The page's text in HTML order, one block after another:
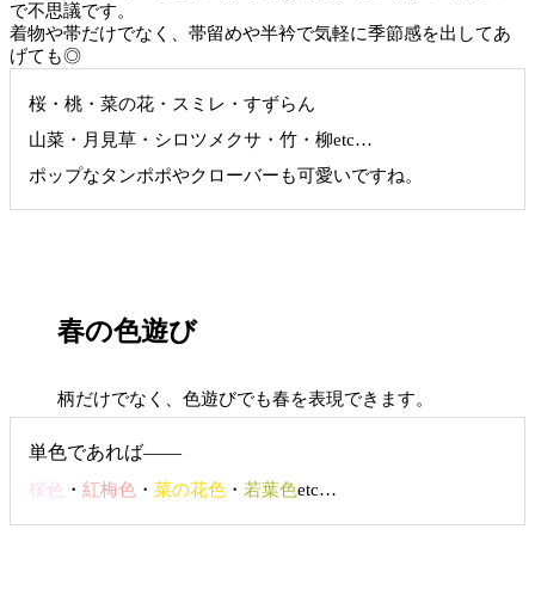
で不思議です。
着物や帯だけでなく、帯留めや半衿で気軽に季節感を出してあ
げても◎
桜・桃・菜の花・スミレ・すずらん
山菜・月見草・シロツメクサ・竹・柳etc…
ポップなタンポポやクローバーも可愛いですね。
春の色遊び
柄だけでなく、色遊びでも春を表現できます。
単色であれば――
桜色 ・ 紅梅色 ・ 菜の花色 ・ 若葉色etc…